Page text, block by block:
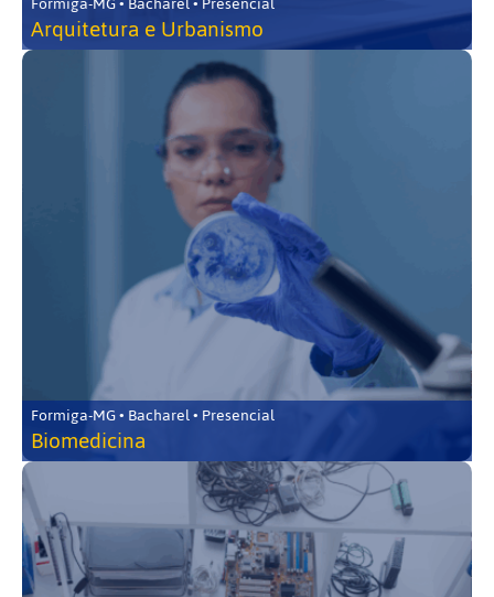
Arquitetura e Urbanismo
Formiga-MG • Bacharel • Presencial
Biomedicina